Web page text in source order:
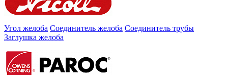
Угол желоба Соединитель желоба Соединитель трубы
Заглушка желоба